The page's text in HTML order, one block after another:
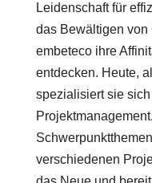
Leidenschaft für
das Bewältigen von
embeteco ihre
entdecken. Heute,
spezialisiert sie
verschiedenen